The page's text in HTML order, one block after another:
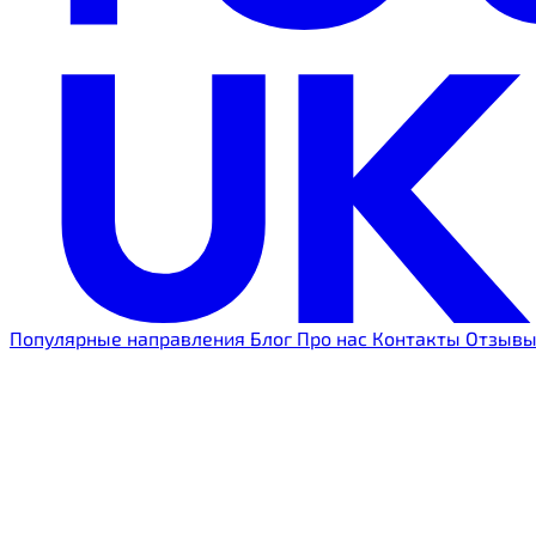
Популярные направления Блог Про нас Контакты Отзывы